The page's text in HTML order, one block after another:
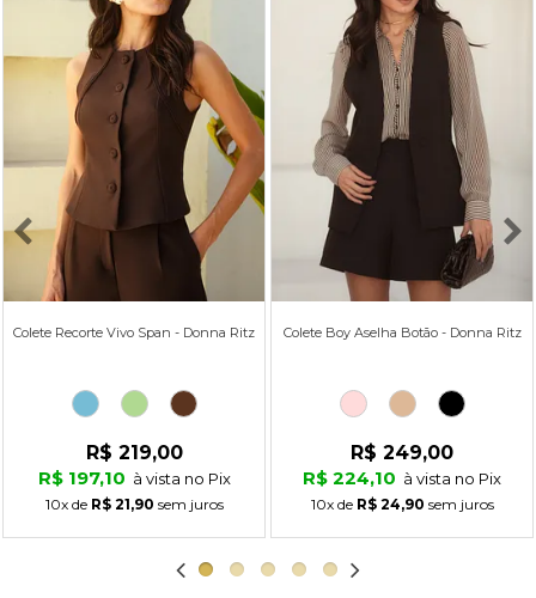
Colete Recorte Vivo Span - Donna Ritz
R$ 219,00
R$ 197,10 à vista no Pix
10xde R$ 21,90 sem juros
Colete Boy Aselha Botão - Donna Ritz
R$ 249,00
R$ 224,10 à vista no Pix
10xde R$ 24,90 sem juros